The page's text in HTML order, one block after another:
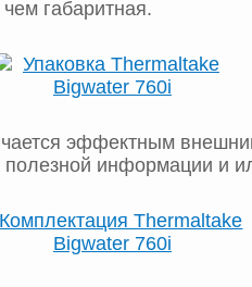
габаритная.
эффектным
полезной информации и